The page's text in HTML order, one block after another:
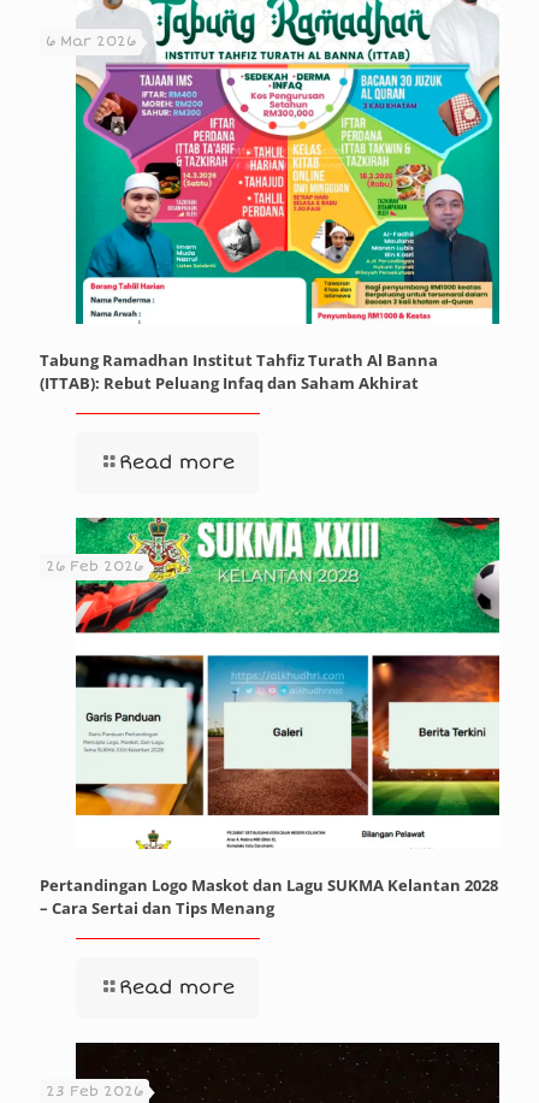
6 Mar 2026
Tabung Ramadhan Institut Tahfiz Turath Al Banna
(ITTAB): Rebut Peluang Infaq dan Saham Akhirat
Read more
26 Feb 2026
Pertandingan Logo Maskot dan Lagu SUKMA Kelantan 2028
– Cara Sertai dan Tips Menang
Read more
23 Feb 2026